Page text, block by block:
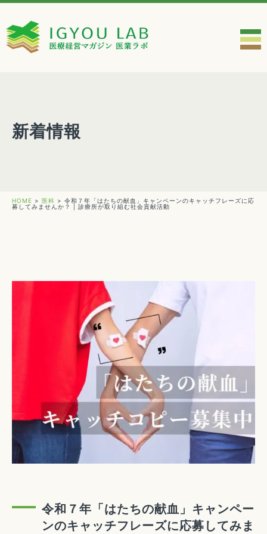
新着情報
HOME > 医科 > 令和７年「はたちの献血」キャンペーンのキャッチフレーズに応
募してみませんか？ | 診療所が取り組む社会貢献活動
令和７年「はたちの献血」キャンペー
ンのキャッチフレーズに応募してみま